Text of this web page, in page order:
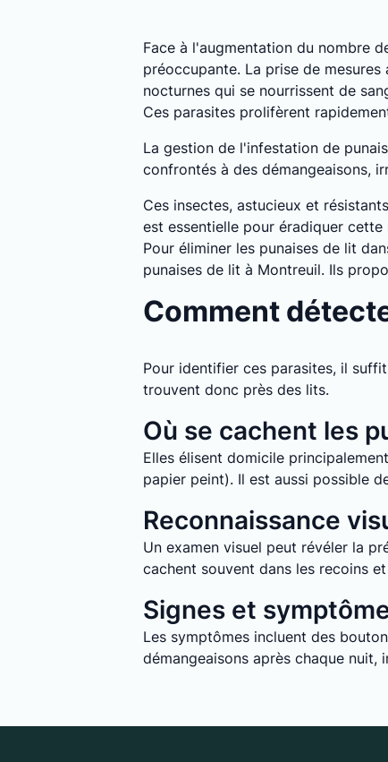
Face à l'augmentation du nombre
préoccupante. La prise de
nocturnes qui se nourrissent de
Ces parasites prolifèrent
La gestion de l'infestation de
confrontés à des démangeaisons,
Ces insectes, astucieux et
est essentielle pour éradiquer cette
Pour éliminer les punaises de lit
punaises de lit à Montreuil. Ils
Comment
Pour identifier ces parasites, il
trouvent donc près des lits.
Où se cachent les
Elles élisent domicile
papier peint). Il est aussi possible
Reconnaissance
Un examen visuel peut révéler la
cachent souvent dans les recoins
Signes et
Les symptômes incluent des
démangeaisons après chaque